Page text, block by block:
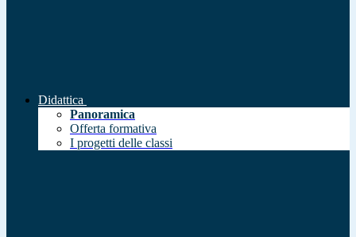
Didattica
Panoramica
Offerta formativa
I progetti delle classi